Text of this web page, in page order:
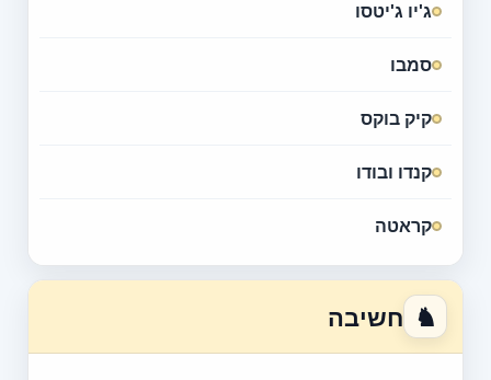
ג'יו ג'יטסו
סמבו
קיק בוקס
קנדו ובודו
קראטה
♞ חשיבה